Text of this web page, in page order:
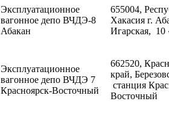
Эксплуатационное
вагонное депо ВЧДЭ-8
Абакан
655004,
Хакасия г.
Игарская, 10
Эксплуатационное
вагонное депо ВЧДЭ 7
Красноярск-Восточный
662520,
край,
станция
Восточный